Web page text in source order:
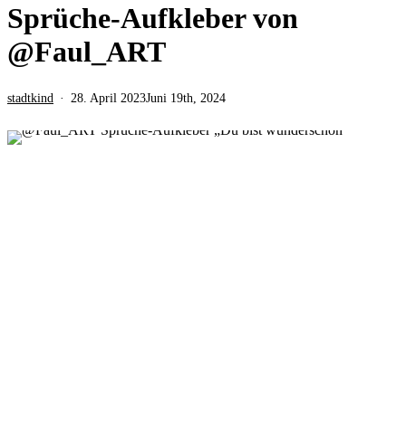
Sprüche-Aufkleber von
@Faul_ART
stadtkind 28. April 2023Juni 19th, 2024